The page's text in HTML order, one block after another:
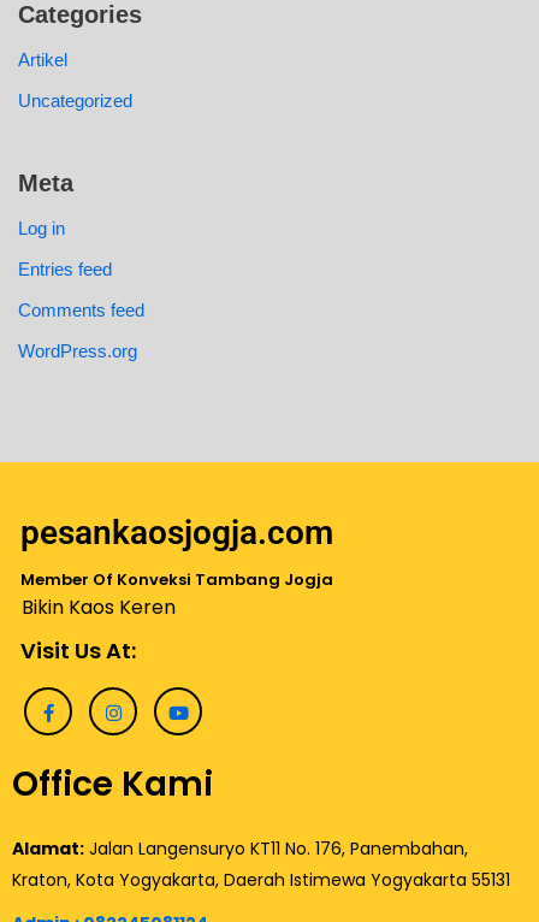
Categories
Artikel
Uncategorized
Meta
Log in
Entries feed
Comments feed
WordPress.org
pesankaosjogja.com
Member Of Konveksi Tambang Jogja
Bikin Kaos Keren
Visit Us At:
Office Kami
Alamat: Jalan Langensuryo KT11 No. 176, Panembahan,
Kraton, Kota Yogyakarta, Daerah Istimewa Yogyakarta 55131